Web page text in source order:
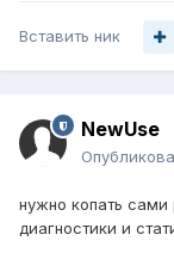
Вставить ник
NewUse
нужно копать
диагностики и